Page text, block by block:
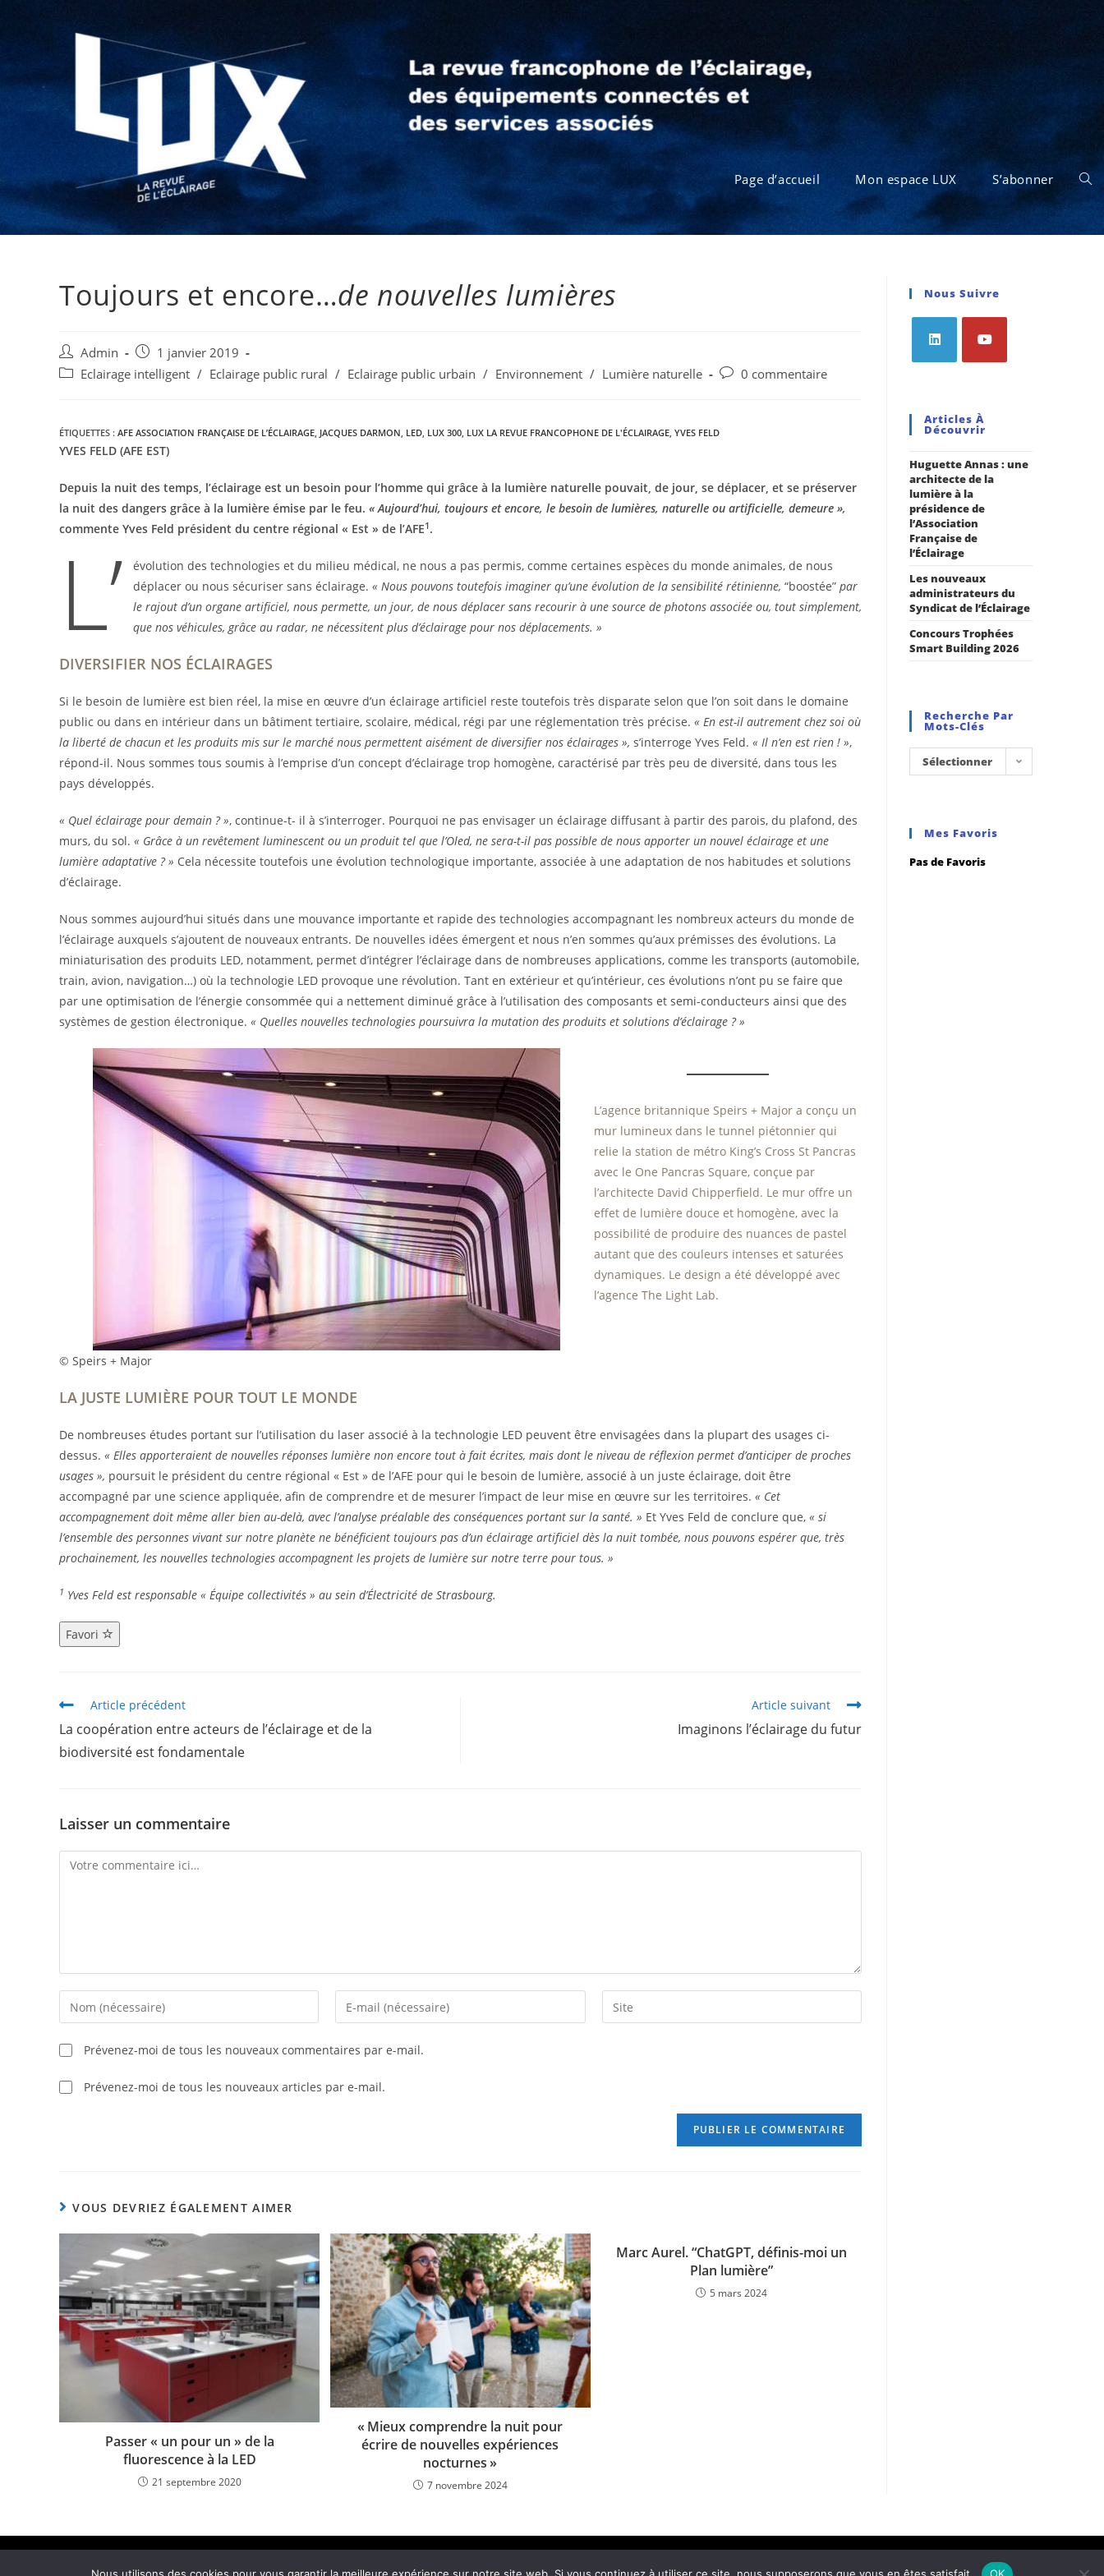
Page d’accueil Mon espace LUX S’abonner
Toujours et encore…de nouvelles lumières
Admin
1 janvier 2019
Eclairage intelligent / Eclairage public rural / Eclairage public urbain / Environnement / Lumière naturelle 0 commentaire
ÉTIQUETTES : AFE ASSOCIATION FRANÇAISE DE L’ÉCLAIRAGE, JACQUES DARMON, LED, LUX 300, LUX LA REVUE FRANCOPHONE DE L'ÉCLAIRAGE, YVES FELD
YVES FELD (AFE EST)
Depuis la nuit des temps, l’éclairage est un besoin pour l’homme qui grâce à la lumière naturelle pouvait, de jour, se déplacer, et se préserver
la nuit des dangers grâce à la lumière émise par le feu. « Aujourd’hui, toujours et encore, le besoin de lumières, naturelle ou artificielle, demeure »,
commente Yves Feld président du centre régional « Est » de l’AFE1.
L’
évolution des technologies et du milieu médical, ne nous a pas permis, comme certaines espèces du monde animales, de nous
déplacer ou nous sécuriser sans éclairage. « Nous pouvons toutefois imaginer qu’une évolution de la sensibilité rétinienne, “boostée” par
le rajout d’un organe artificiel, nous permette, un jour, de nous déplacer sans recourir à une source de photons associée ou, tout simplement,
que nos véhicules, grâce au radar, ne nécessitent plus d’éclairage pour nos déplacements. »
DIVERSIFIER NOS ÉCLAIRAGES
Si le besoin de lumière est bien réel, la mise en œuvre d’un éclairage artificiel reste toutefois très disparate selon que l’on soit dans le domaine
public ou dans en intérieur dans un bâtiment tertiaire, scolaire, médical, régi par une réglementation très précise. « En est-il autrement chez soi où
la liberté de chacun et les produits mis sur le marché nous permettent aisément de diversifier nos éclairages », s’interroge Yves Feld. « Il n’en est rien ! »,
répond-il. Nous sommes tous soumis à l’emprise d’un concept d’éclairage trop homogène, caractérisé par très peu de diversité, dans tous les
pays développés.
« Quel éclairage pour demain ? », continue-t- il à s’interroger. Pourquoi ne pas envisager un éclairage diffusant à partir des parois, du plafond, des
murs, du sol. « Grâce à un revêtement luminescent ou un produit tel que l’Oled, ne sera-t-il pas possible de nous apporter un nouvel éclairage et une
lumière adaptative ? » Cela nécessite toutefois une évolution technologique importante, associée à une adaptation de nos habitudes et solutions
d’éclairage.
Nous sommes aujourd’hui situés dans une mouvance importante et rapide des technologies accompagnant les nombreux acteurs du monde de
l’éclairage auxquels s’ajoutent de nouveaux entrants. De nouvelles idées émergent et nous n’en sommes qu’aux prémisses des évolutions. La
miniaturisation des produits LED, notamment, permet d’intégrer l’éclairage dans de nombreuses applications, comme les transports (automobile,
train, avion, navigation…) où la technologie LED provoque une révolution. Tant en extérieur et qu’intérieur, ces évolutions n’ont pu se faire que
par une optimisation de l’énergie consommée qui a nettement diminué grâce à l’utilisation des composants et semi-conducteurs ainsi que des
systèmes de gestion électronique. « Quelles nouvelles technologies poursuivra la mutation des produits et solutions d’éclairage ? »
© Speirs + Major
L’agence britannique Speirs + Major a conçu un
mur lumineux dans le tunnel piétonnier qui
relie la station de métro King’s Cross St Pancras
avec le One Pancras Square, conçue par
l’architecte David Chipperfield. Le mur offre un
effet de lumière douce et homogène, avec la
possibilité de produire des nuances de pastel
autant que des couleurs intenses et saturées
dynamiques. Le design a été développé avec
l’agence The Light Lab.
LA JUSTE LUMIÈRE POUR TOUT LE MONDE
De nombreuses études portant sur l’utilisation du laser associé à la technologie LED peuvent être envisagées dans la plupart des usages ci-
dessus. « Elles apporteraient de nouvelles réponses lumière non encore tout à fait écrites, mais dont le niveau de réflexion permet d’anticiper de proches
usages », poursuit le président du centre régional « Est » de l’AFE pour qui le besoin de lumière, associé à un juste éclairage, doit être
accompagné par une science appliquée, afin de comprendre et de mesurer l’impact de leur mise en œuvre sur les territoires. « Cet
accompagnement doit même aller bien au-delà, avec l’analyse préalable des conséquences portant sur la santé. » Et Yves Feld de conclure que, « si
l’ensemble des personnes vivant sur notre planète ne bénéficient toujours pas d’un éclairage artificiel dès la nuit tombée, nous pouvons espérer que, très
prochainement, les nouvelles technologies accompagnent les projets de lumière sur notre terre pour tous. »
1 Yves Feld est responsable « Équipe collectivités » au sein d’Électricité de Strasbourg.
Favori
Article précédent
La coopération entre acteurs de l’éclairage et de la
biodiversité est fondamentale
Article suivant
Imaginons l’éclairage du futur
Laisser un commentaire
Prévenez-moi de tous les nouveaux commentaires par e-mail.
Prévenez-moi de tous les nouveaux articles par e-mail.
VOUS DEVRIEZ ÉGALEMENT AIMER
Passer « un pour un » de la
fluorescence à la LED
21 septembre 2020
« Mieux comprendre la nuit pour
écrire de nouvelles expériences
nocturnes »
7 novembre 2024
Marc Aurel. “ChatGPT, définis-moi un
Plan lumière”
5 mars 2024
Nous Suivre
Articles À
Découvrir
Huguette Annas : une
architecte de la
lumière à la
présidence de
l’Association
Française de
l’Éclairage
Les nouveaux
administrateurs du
Syndicat de l’Éclairage
Concours Trophées
Smart Building 2026
Recherche Par
Mots-Clés
Sélectionner
Mes Favoris
Pas de Favoris
Les partenaires LUX
Page d’accueil Contactez-nous Politique de confidentialité
© e-afe